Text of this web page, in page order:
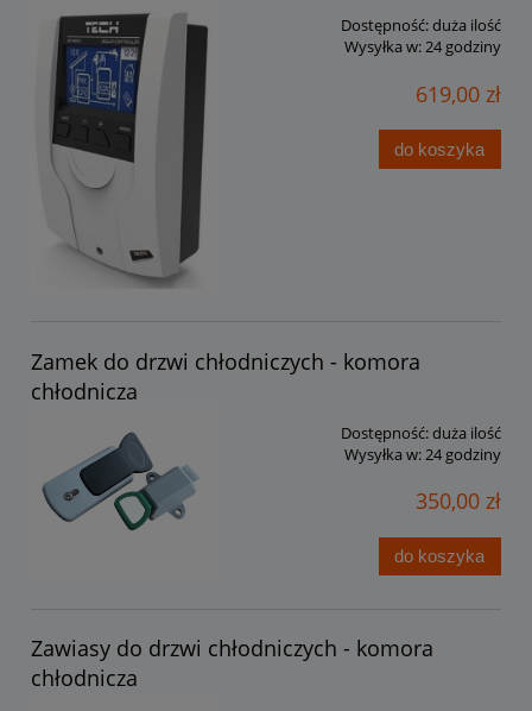
Dostępność:duża ilość
Wysyłka w:24 godziny
619,00 zł
do koszyka
Zamek do drzwi chłodniczych - komora
chłodnicza
Dostępność:duża ilość
Wysyłka w: 24 godziny
350,00 zł
do koszyka
Zawiasy do drzwi chłodniczych - komora
chłodnicza